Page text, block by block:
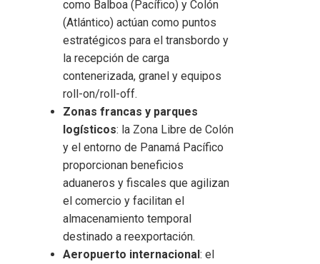
como Balboa (Pacífico) y Colón
(Atlántico) actúan como puntos
estratégicos para el transbordo y
la recepción de carga
contenerizada, granel y equipos
roll-on/roll-off.
Zonas francas y parques
logísticos: la Zona Libre de Colón
y el entorno de Panamá Pacífico
proporcionan beneficios
aduaneros y fiscales que agilizan
el comercio y facilitan el
almacenamiento temporal
destinado a reexportación.
Aeropuerto internacional : el